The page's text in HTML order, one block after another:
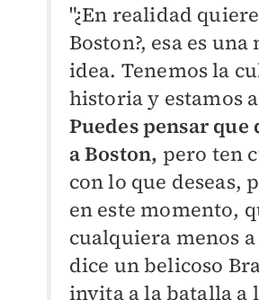
"¿En realidad
Boston?, esa es una
idea. Tenemos la
historia y estamos
Puedes pensar que
a Boston, pero ten
con lo que deseas,
en este momento,
cualquiera menos a
dice un belicoso
invita a la batalla a